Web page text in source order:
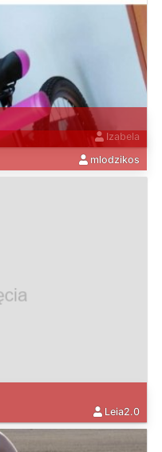
Izabela
mlodzikos
Leia2.0